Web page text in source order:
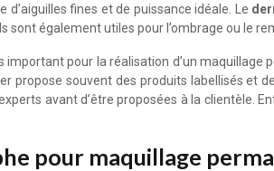
fines et de puissance idéale. Le
également utiles pour l’ombrage ou le
important pour la réalisation d’un
propose souvent des produits labellisés
avant d’être proposées à la clientèle.
pour maquillage